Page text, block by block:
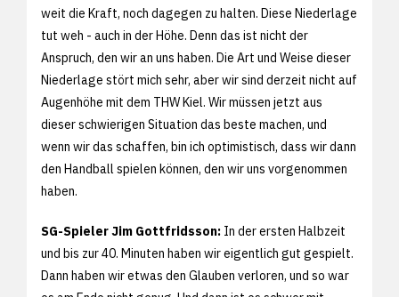
weit die Kraft, noch dagegen zu halten. Diese Niederlage
tut weh - auch in der Höhe. Denn das ist nicht der
Anspruch, den wir an uns haben. Die Art und Weise dieser
Niederlage stört mich sehr, aber wir sind derzeit nicht auf
Augenhöhe mit dem THW Kiel. Wir müssen jetzt aus
dieser schwierigen Situation das beste machen, und
wenn wir das schaffen, bin ich optimistisch, dass wir dann
den Handball spielen können, den wir uns vorgenommen
haben.
SG-Spieler Jim Gottfridsson: In der ersten Halbzeit
und bis zur 40. Minuten haben wir eigentlich gut gespielt.
Dann haben wir etwas den Glauben verloren, und so war